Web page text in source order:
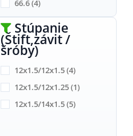
66.6(4)
72.6(2)
74.1 (1)
Stúpanie
(Štift,závit /
šróby)
12x1.5/12x1.5(4)
12x1.5/12x1.25(1)
12x1.5/14x1.5(5)